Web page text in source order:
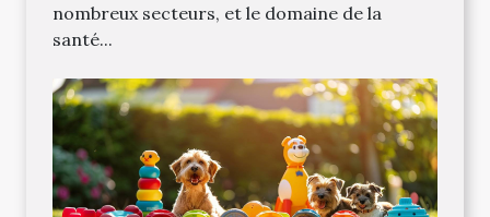
nombreux secteurs, et le domaine de la
santé...